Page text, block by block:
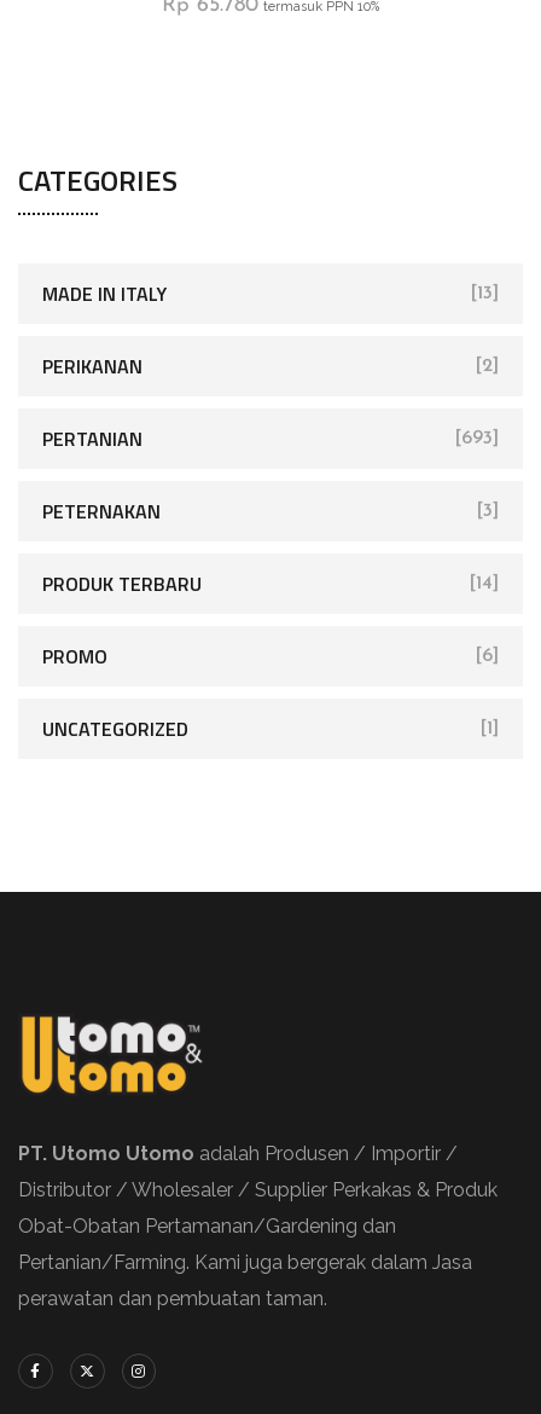
Rp 65.780 termasuk PPN 10%
CATEGORIES
MADE IN ITALY [13]
PERIKANAN [2]
PERTANIAN [693]
PETERNAKAN [3]
PRODUK TERBARU [14]
PROMO [6]
UNCATEGORIZED [1]
PT. Utomo Utomo adalah Produsen / Importir /
Distributor / Wholesaler / Supplier Perkakas & Produk
Obat-Obatan Pertamanan/Gardening dan
Pertanian/Farming. Kami juga bergerak dalam Jasa
perawatan dan pembuatan taman.